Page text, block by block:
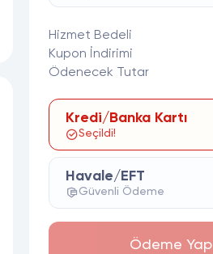
Hizmet Bedeli
Kupon İndirimi
Ödenecek Tutar
Kredi/Banka Kartı
Seçildi!
Havale/EFT
Güvenli Ödeme
Ödeme Yap